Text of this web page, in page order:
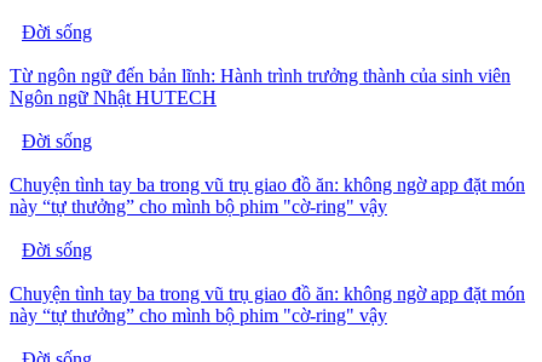
Đời sống
Từ ngôn ngữ đến bản lĩnh: Hành trình trưởng thành của sinh viên
Ngôn ngữ Nhật HUTECH
Đời sống
Chuyện tình tay ba trong vũ trụ giao đồ ăn: không ngờ app đặt món
này “tự thưởng” cho mình bộ phim "cờ-ring" vậy
Đời sống
Chuyện tình tay ba trong vũ trụ giao đồ ăn: không ngờ app đặt món
này “tự thưởng” cho mình bộ phim "cờ-ring" vậy